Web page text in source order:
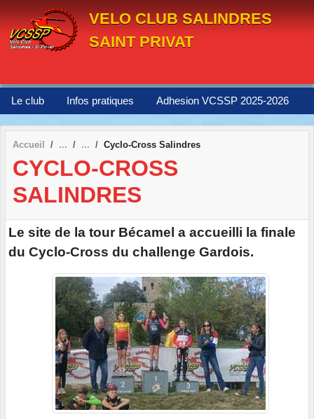
VELO CLUB SALINDRES
SAINT PRIVAT
Le club Infos pratiques Adhesion VCSSP 2025-2026
Accueil Cyclo-Cross Salindres
CYCLO-CROSS
SALINDRES
Le site de la tour Bécamel a accueilli la finale
du Cyclo-Cross du challenge Gardois.
Panneau de gestion des cookies